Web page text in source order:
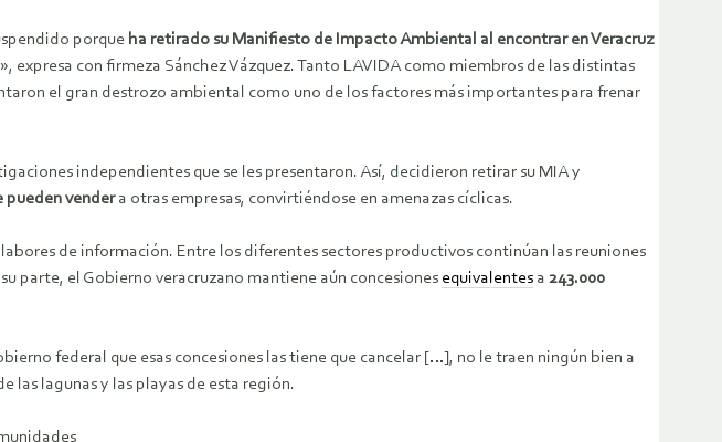
porque ha retirado su Manifiesto de Impacto Ambiental al encontrar en Veracruz
expresa con firmeza Sánchez Vázquez. Tanto LAVIDA como miembros de las distintas
el gran destrozo ambiental como uno de los factores más importantes para frenar
independientes que se les presentaron. Así, decidieron retirar su MIA y
pueden vendera otras empresas, convirtiéndose en amenazas cíclicas.
de información. Entre los diferentes sectores productivos continúan las reuniones
parte, el Gobierno veracruzano mantiene aún concesiones equivalentes a 243.000
federal que esas concesiones las tiene que cancelar […], no le traen ningún bien a
las lagunas y las playas de esta región.